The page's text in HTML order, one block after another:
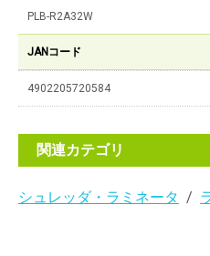
PLB-R2A32W
JANコード
4902205720584
関連カテゴリ
シュレッダ・ラミネータ